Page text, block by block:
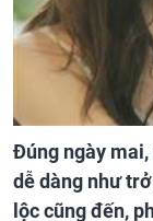
Đúng ngày
dễ dàng như
lộc cũng đến,